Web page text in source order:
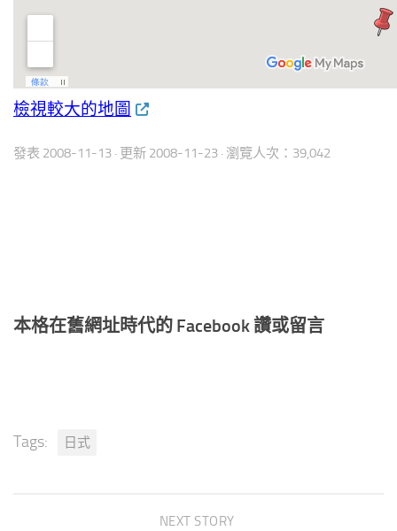
檢視較大的地圖
發表 2008-11-13 · 更新 2008-11-23 · 瀏覽人次：39,042
本格在舊網址時代的 Facebook 讚或留言
Tags: 日式
NEXT STORY